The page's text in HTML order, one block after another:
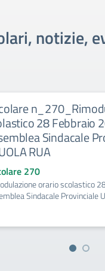
notizie,
28 Febbraio
Sindacale
RUA
270
orario scolastico
Sindacale Provinciale